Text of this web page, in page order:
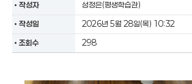
작성자 성정은(평생학습관)
작성일 2026년 5월 28일(목) 10:32
조회수 298